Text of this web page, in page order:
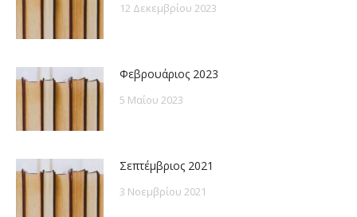
12 Δεκεμβρίου 2023
Φεβρουάριος 2023
5 Μαΐου 2023
Σεπτέμβριος 2021
3 Νοεμβρίου 2021